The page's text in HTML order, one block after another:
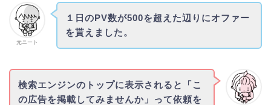
元ニート
１日のPV数が500を超えた辺りにオファー
を貰えました。
検索エンジンのトップに表示されると「こ
の広告を掲載してみませんか」って依頼を